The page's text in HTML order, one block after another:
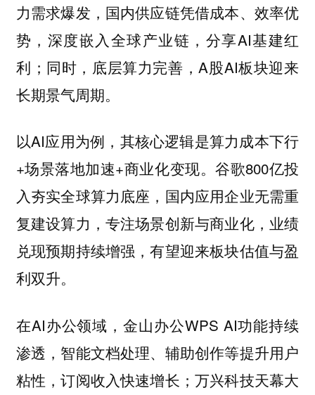
力需求爆发，国内供应链凭借成本、效率优
势，深度嵌入全球产业链，分享AI基建红
利；同时，底层算力完善，A股AI板块迎来
长期景气周期。
以AI应用为例，其核心逻辑是算力成本下行
+场景落地加速+商业化变现。谷歌800亿投
入夯实全球算力底座，国内应用企业无需重
复建设算力，专注场景创新与商业化，业绩
兑现预期持续增强，有望迎来板块估值与盈
利双升。
在AI办公领域，金山办公WPS AI功能持续
渗透，智能文档处理、辅助创作等提升用户
粘性，订阅收入快速增长；万兴科技天幕大